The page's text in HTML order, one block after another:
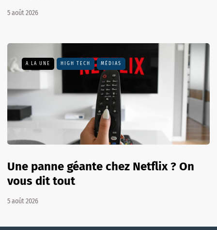
5 août 2026
A LA UNE HIGH TECH MÉDIAS
Une panne géante chez Netflix ? On
vous dit tout
5 août 2026